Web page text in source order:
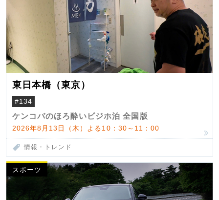
東日本橋（東京）
#134
ケンコバのほろ酔いビジホ泊 全国版
2026年8月13日（木）よる10：30～11：00
情報・トレンド
スポーツ